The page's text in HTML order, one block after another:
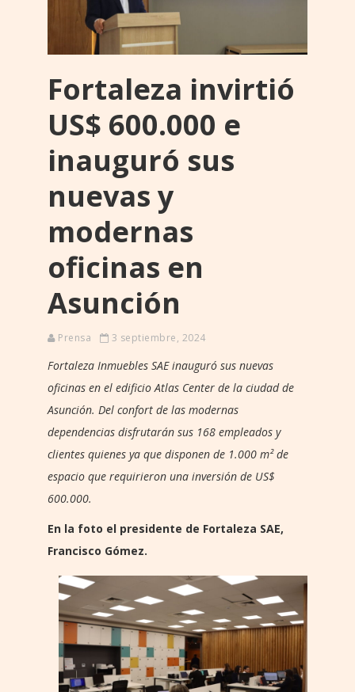
Fortaleza invirtió
US$ 600.000 e
inauguró sus
nuevas y
modernas
oficinas en
Asunción
Prensa 3 septiembre, 2024
Fortaleza Inmuebles SAE inauguró sus nuevas
oficinas en el edificio Atlas Center de la ciudad de
Asunción. Del confort de las modernas
dependencias disfrutarán sus 168 empleados y
clientes quienes ya que disponen de 1.000 m² de
espacio que requirieron una inversión de US$
600.000.
En la foto el presidente de Fortaleza SAE,
Francisco Gómez.